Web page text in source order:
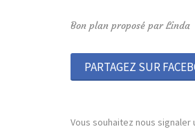
Bon plan proposé par Linda
PARTAGEZ SUR
Vous souhaitez nous signaler